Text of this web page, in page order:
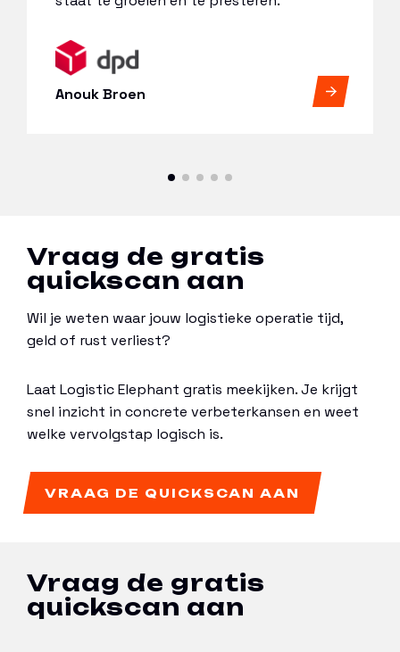
Anouk Broen
Vraag de gratis
quickscan aan
Wil je weten waar jouw logistieke operatie tijd,
geld of rust verliest?
Laat Logistic Elephant gratis meekijken. Je krijgt
snel inzicht in concrete verbeterkansen en weet
welke vervolgstap logisch is.
VRAAG DE QUICKSCAN AAN
Vraag de gratis
quickscan aan